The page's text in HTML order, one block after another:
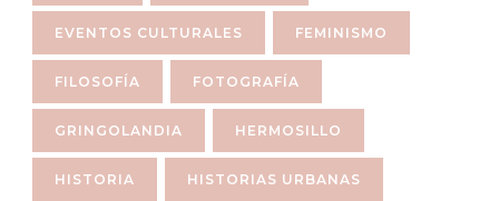
EVENTOS CULTURALES FEMINISMO
FILOSOFÍA FOTOGRAFÍA
GRINGOLANDIA HERMOSILLO
HISTORIA HISTORIAS URBANAS